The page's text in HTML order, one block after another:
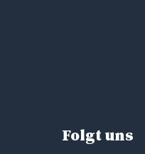
Folgt uns